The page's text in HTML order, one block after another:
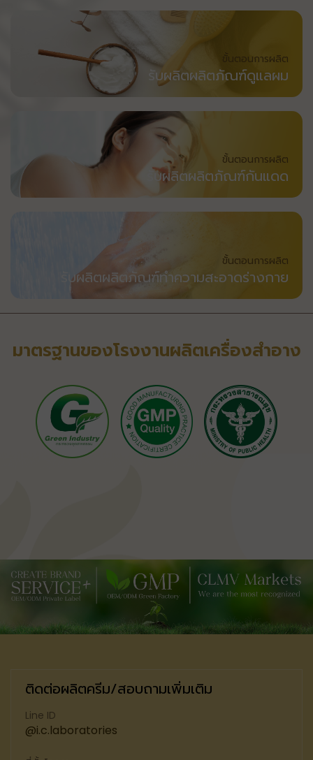
ขั้นตอนการผลิต
รับผลิตผลิตภัณฑ์ดูแลผม
ขั้นตอนการผลิต
รับผลิตผลิตภัณฑ์กันแดด
ขั้นตอนการผลิต
รับผลิตผลิตภัณฑ์ทำความสะอาดร่างกาย
มาตรฐานของโรงงานผลิตเครื่องสำอาง
ติดต่อผลิตครีม/สอบถามเพิ่มเติม
Line ID
@i.c.laboratories